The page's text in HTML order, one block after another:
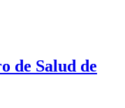
de Salud de